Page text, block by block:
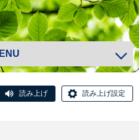
読み上げ 読み上げ設定